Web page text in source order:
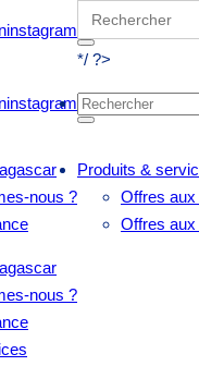
instagram
Search
for:
*/ ?>
instagram
nous ?
Produits &
Offres aux
Offres
nous ?